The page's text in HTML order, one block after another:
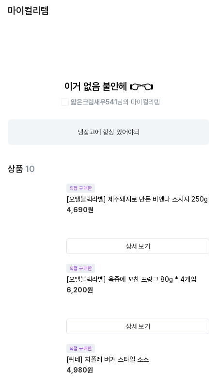
마이컬리템
이거 없음 불안헤 👉👈
얇은크림새우541 님의 마이컬리템
냉장고에 항싱 있어야되
상품 10
직접 구매한
[오뗄블랙라벨] 제주돼지로 만든 비엔나 소시지 250g
4,690원
상세보기
직접 구매한
[오뗄블랙라벨] 육즙에 꼬친 프랑크 80g * 4개입
6,200원
상세보기
직접 구매한
[퀴네] 치폴레 버거 스타일 소스
4,980원